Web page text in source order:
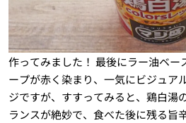
作ってみました！ 最後にラー油ベー
ープが赤く染まり、一気にビジュア
ジですが、すすってみると、鶏白湯
ランスが絶妙で、食べた後に残る旨